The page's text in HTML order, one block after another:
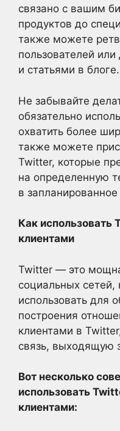
связано с вашим
продуктов до
также можете
пользователей
и статьями в блоге.
Не забывайте
обязательно
охватить более
также можете
Twitter, которые
на определенную
в
Как использовать
клиентами
Twitter — это
социальных
использовать для
построения
клиентами в
связь, выходящую
Вот несколько
использовать
клиентами: